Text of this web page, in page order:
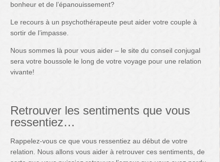
bonheur et de l’épanouissement?
Le recours à un psychothérapeute peut aider votre couple à
sortir de l’impasse.
Nous sommes là pour vous aider – le site du conseil conjugal
sera votre boussole le long de votre voyage pour une relation
vivante!
Retrouver les sentiments que vous
ressentiez…
Rappelez-vous ce que vous ressentiez au début de votre
relation. Nous allons vous aider à retrouver ces sentiments, de